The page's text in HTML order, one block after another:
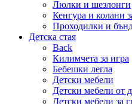
Люлки и шезлонги
Кенгура и колани
Проходилки и
Детска стая
Back
Килимчета за игра
Бебешки легла
Детски мебели
Детски мебели от
Детски мебели за